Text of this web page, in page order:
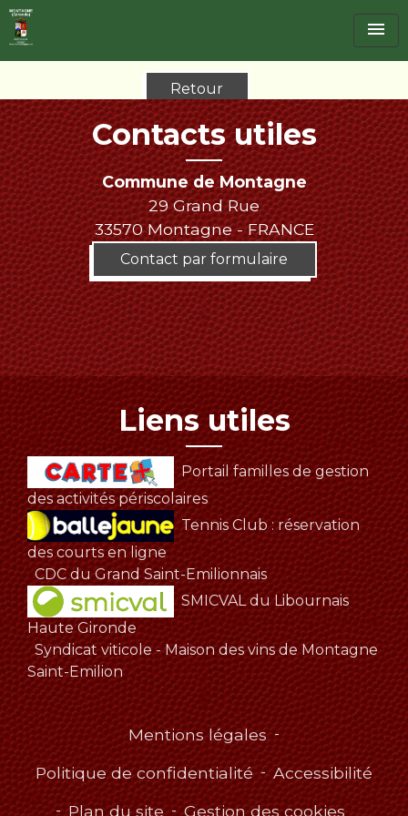
menu
Retour
Contacts utiles
Commune de Montagne
29 Grand Rue
33570 Montagne - FRANCE
Contact par formulaire
Liens utiles
Portail familles de gestion
des activités périscolaires
Tennis Club : réservation
des courts en ligne
CDC du Grand Saint-Emilionnais
SMICVAL du Libournais
Haute Gironde
Syndicat viticole - Maison des vins de Montagne
Saint-Emilion
Mentions légales -
Politique de confidentialité - Accessibilité
- Plan du site - Gestion des cookies